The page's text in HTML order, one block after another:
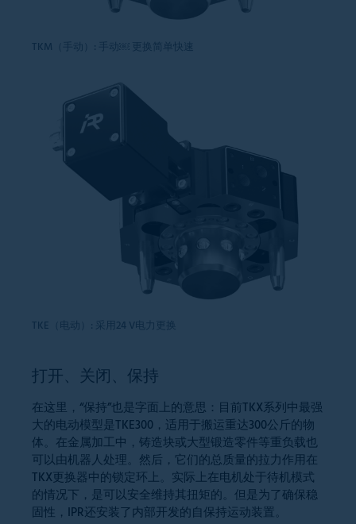
TKM（手动）: 手动￼ 更换简单快速
TKE（电动）: 采用24 V电力更换
打开、关闭、保持
在这里，“保持”也是字面上的意思：目前TKX系列中最强
大的电动模型是TKE300，适用于搬运重达300公斤的物
体。在金属加工中，铸造块或大型锻造零件等重负载也
可以由机器人处理。然后，它们的总质量的拉力作用在
TKX更换器中的锁定环上。实际上在电机处于待机模式
的情况下，是可以安全维持其扭矩的。但是为了确保稳
固性，IPR还安装了内部开发的自保持运动装置。